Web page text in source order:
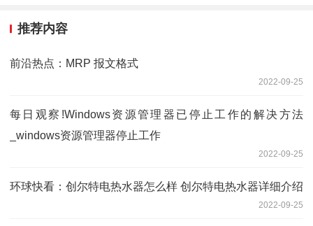
推荐内容
前沿热点：MRP 报文格式
2022-09-25
每日观察!Windows资源管理器已停止工作的解决方法
_windows资源管理器停止工作
2022-09-25
环球快看：创尔特电热水器怎么样 创尔特电热水器详细介绍
2022-09-25